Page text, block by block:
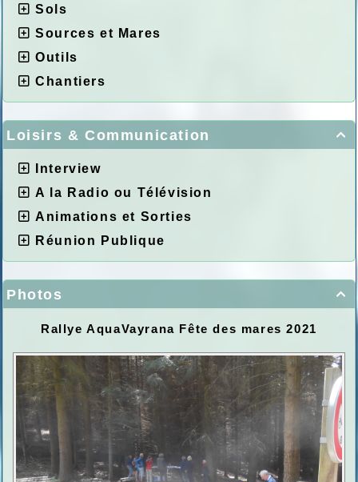
Sols
Sources et Mares
Outils
Chantiers

Loisirs & Communication
Interview
A la Radio ou Télévision
Animations et Sorties
Réunion Publique

Photos
Rallye AquaVayrana Fête des mares 2021